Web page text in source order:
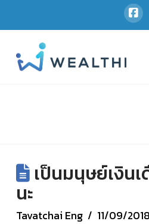
เป็นมนุษย์เงินเ
นะ
Tavatchai Eng 11/09/2018